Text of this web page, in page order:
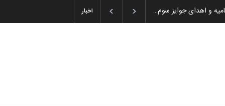
اخبار و اهدای جوایز سوم…